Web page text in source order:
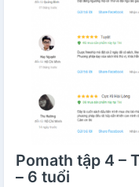
Pomath tập 4 –
– 6 tuổi